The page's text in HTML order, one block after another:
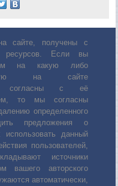
сайте, получены с
ресурсов. Если вы
на какую либо
на сайте
с её
то мы согласны
определенного
предложения о
использовать данный
пользователей,
источники
вашего авторского
автоматически,